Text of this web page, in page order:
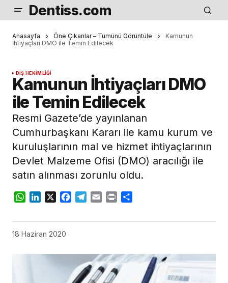
Dentiss.com
Anasayfa Öne Çıkanlar – Tümünü Görüntüle
Kamunun
İhtiyaçları DMO ile Temin Edilecek
DIŞ HEKIMLIĞI
Kamunun İhtiyaçları DMO
ile Temin Edilecek
Resmi Gazete’de yayınlanan
Cumhurbaşkanı Kararı ile kamu kurum ve
kuruluşlarının mal ve hizmet ihtiyaçlarının
Devlet Malzeme Ofisi (DMO) aracılığı ile
satın alınması zorunlu oldu.
WhatsApp
LinkedIn
X Facebook
Telegram
Email Print
18 Haziran 2020